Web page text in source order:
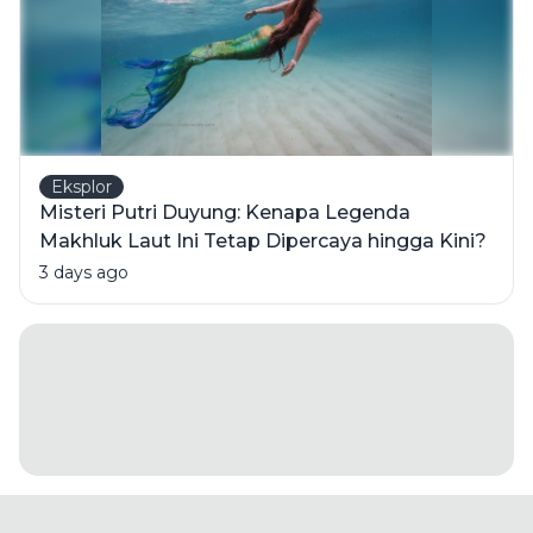
Eksplor
Misteri Putri Duyung: Kenapa Legenda
Makhluk Laut Ini Tetap Dipercaya hingga Kini?
3 days ago